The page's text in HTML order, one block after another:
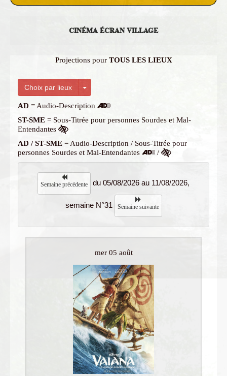
CINÉMA ÉCRAN VILLAGE